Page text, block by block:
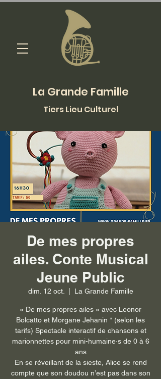
La Grande Famille
Tiers Lieu Culturel
De mes propres
ailes. Conte Musical
Jeune Public
dim. 12 oct. La Grande Famille
« De mes propres ailes » avec Leonor
Bolcatto et Morgane Jehanin * (selon les
tarifs) Spectacle interactif de chansons et
marionnettes pour mini-humaine·s de 0 à 6
ans
En se réveillant de la sieste, Alice se rend
compte que son doudou n’est pas dans son